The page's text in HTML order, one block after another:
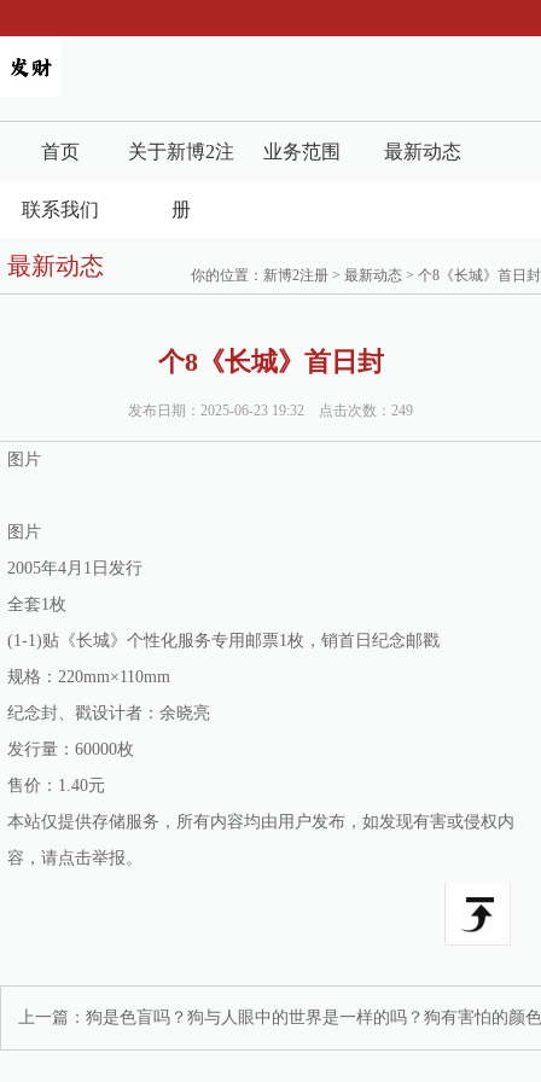
首页 关于新博2注
册
业务范围 最新动态
联系我们
最新动态 你的位置： 新博2注册 > 最新动态 > 个8《长城》首日封
个8《长城》首日封
发布日期：2025-06-23 19:32 点击次数：249
图片
图片
2005年4月1日发行
全套1枚
(1-1)贴《长城》个性化服务专用邮票1枚，销首日纪念邮戳
规格：220mm×110mm
纪念封、戳设计者：余晓亮
发行量：60000枚
售价：1.40元
本站仅提供存储服务，所有内容均由用户发布，如发现有害或侵权内
容，请点击举报。
上一篇： 狗是色盲吗？狗与人眼中的世界是一样的吗？狗有害怕的颜